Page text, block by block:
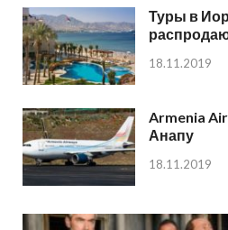
Туры в
18.11.2019
Armenia
Анапу
18.11.2019